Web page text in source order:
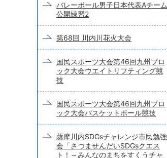
バレーボール男子日本代表Aチーム
公開練習2
第68回 川内川花火大会
国民スポーツ大会第46回九州ブロ
ック大会ウエイトリフティング競
技
国民スポーツ大会第46回九州ブロ
ック大会バスケットボール競技
薩摩川内SDGsチャレンジ市民勉強
会「さつませんだいSDGsクエス
ト！～みんなのまちをすくうチャ